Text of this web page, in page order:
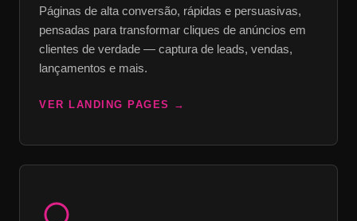
Páginas de alta conversão, rápidas e persuasivas,
pensadas para transformar cliques de anúncios em
clientes de verdade — captura de leads, vendas,
lançamentos e mais.
VER LANDING PAGES